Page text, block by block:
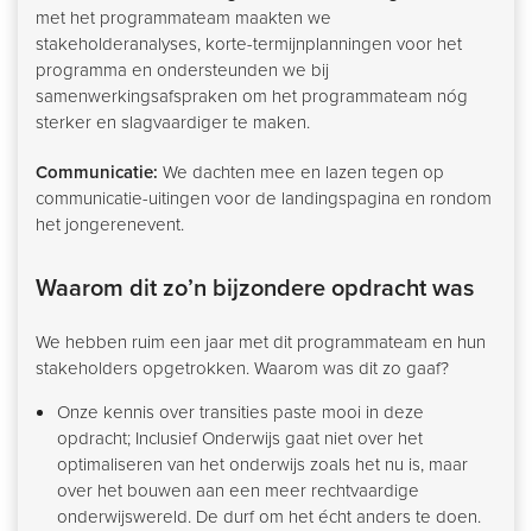
met het programmateam maakten we
stakeholderanalyses, korte-termijnplanningen voor het
programma en ondersteunden we bij
samenwerkingsafspraken om het programmateam nóg
sterker en slagvaardiger te maken.
Communicatie: We dachten mee en lazen tegen op
communicatie-uitingen voor de landingspagina en rondom
het jongerenevent.
Waarom dit zo’n bijzondere opdracht was
We hebben ruim een jaar met dit programmateam en hun
stakeholders opgetrokken. Waarom was dit zo gaaf?
Onze kennis over transities paste mooi in deze
opdracht; Inclusief Onderwijs gaat niet over het
optimaliseren van het onderwijs zoals het nu is, maar
over het bouwen aan een meer rechtvaardige
onderwijswereld. De durf om het écht anders te doen.